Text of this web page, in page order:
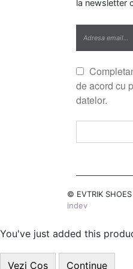
la newsletter
de acord cu
datelor.
© EVTRIK
indev
You've just added this
Vezi Cos Continue